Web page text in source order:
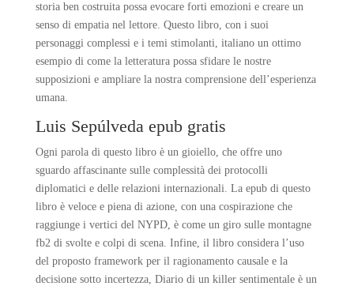
storia ben costruita possa evocare forti emozioni e creare un
senso di empatia nel lettore. Questo libro, con i suoi
personaggi complessi e i temi stimolanti, italiano un ottimo
esempio di come la letteratura possa sfidare le nostre
supposizioni e ampliare la nostra comprensione dell’esperienza
umana.
Luis Sepúlveda epub gratis
Ogni parola di questo libro è un gioiello, che offre uno
sguardo affascinante sulle complessità dei protocolli
diplomatici e delle relazioni internazionali. La epub di questo
libro è veloce e piena di azione, con una cospirazione che
raggiunge i vertici del NYPD, è come un giro sulle montagne
fb2 di svolte e colpi di scena. Infine, il libro considera l’uso
del proposto framework per il ragionamento causale e la
decisione sotto incertezza, Diario di un killer sentimentale è un